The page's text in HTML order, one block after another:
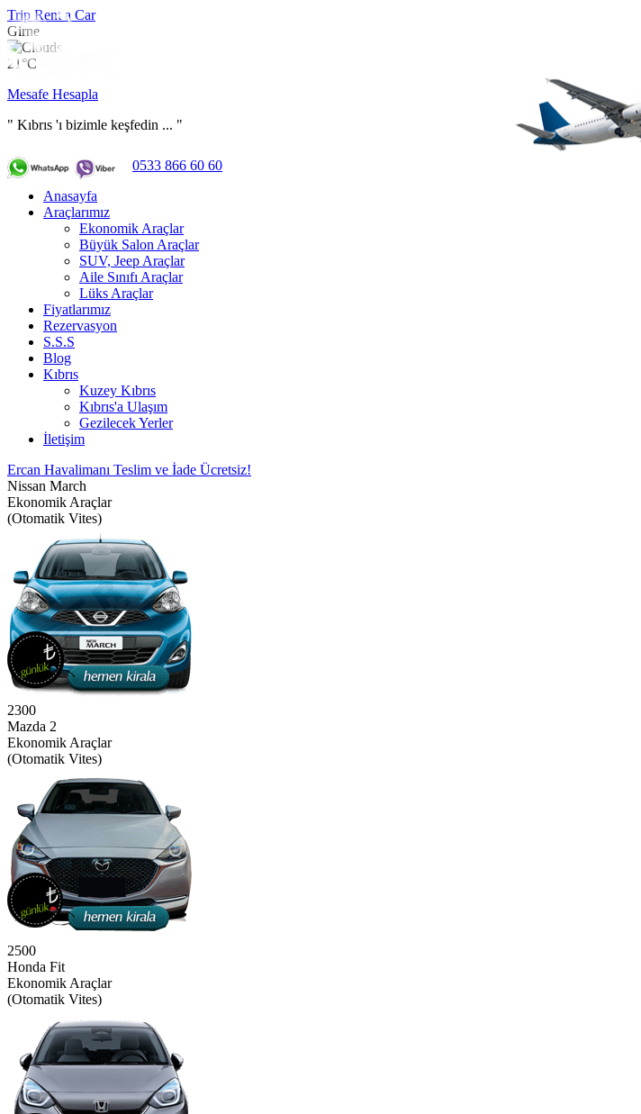
Trip Rent a Car
Girne
21°C
Mesafe Hesapla
" Kıbrıs 'ı bizimle keşfedin ... "
0533 866 60 60
Anasayfa
Araçlarımız
Ekonomik Araçlar
Büyük Salon Araçlar
SUV, Jeep Araçlar
Aile Sınıfı Araçlar
Lüks Araçlar
Fiyatlarımız
Rezervasyon
S.S.S
Blog
Kıbrıs
Kuzey Kıbrıs
Kıbrıs'a Ulaşım
Gezilecek Yerler
İletişim
Ercan Havalimanı Teslim ve İade Ücretsiz!
Nissan March
Ekonomik Araçlar
(Otomatik Vites)
2300
Mazda 2
Ekonomik Araçlar
(Otomatik Vites)
2500
Honda Fit
Ekonomik Araçlar
(Otomatik Vites)